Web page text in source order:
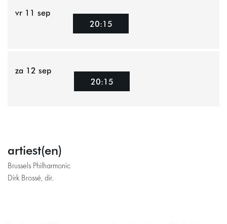
vr 11 sep
20:15
za 12 sep
20:15
artiest(en)
Brussels Philharmonic
Dirk Brossé, dir.